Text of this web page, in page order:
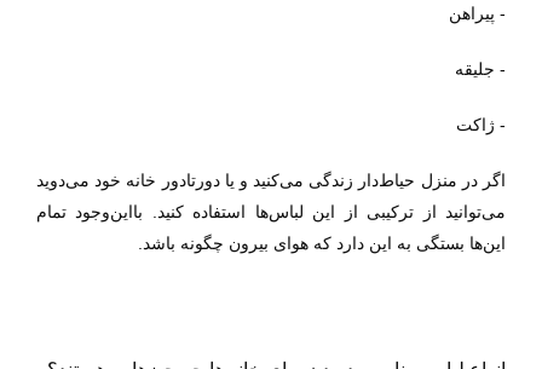
- پیراهن
- جلیقه
- ژاکت
اگر در منزل حیاط‌دار زندگی می‌کنید و یا دورتادور خانه خود می‌دوید
می‌توانید از ترکیبی از این لباس‌ها استفاده کنید. بااین‌وجود تمام
این‌ها بستگی به این دارد که هوای بیرون چگونه باشد.